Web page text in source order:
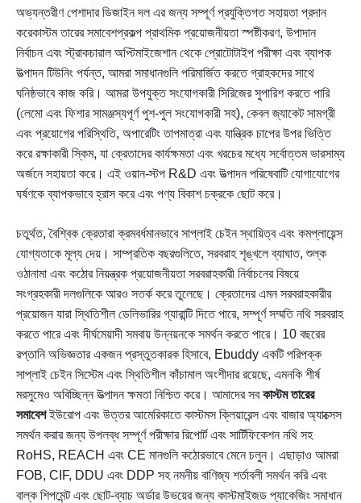
অভ্যন্তরীণ পেশাদার ডিজাইন দল এর জন্য সম্পূর্ণ প্রযুক্তিগত সহায়তা প্রদান
করেকাস্টম তারের সমাবেশপ্রকল্প প্রাথমিক প্রয়োজনীয়তা স্পষ্টীকরণ, উপাদান
নির্বাচন এবং স্ট্রাকচারাল অপ্টিমাইজেশান থেকে প্রোটোটাইপ পরীক্ষা এবং ব্যাপক
উত্পাদন টিউনিং পর্যন্ত, আমরা সমাধানগুলি পরিমার্জিত করতে গ্রাহকদের সাথে
ঘনিষ্ঠভাবে কাজ করি। আমরা উপযুক্ত সংযোগকারী সিরিজের সুপারিশ করতে পারি
(লেমো এবং ফিশার সামঞ্জস্যপূর্ণ পুশ-পুল সংযোগকারী সহ), কেবল জ্যাকেট সামগ্রী
এবং প্রয়োগের পরিস্থিতি, অপারেটিং তাপমাত্রা এবং যান্ত্রিক চাপের উপর ভিত্তি
করে রক্ষাকারী স্কিম, যা ক্রেতাদের কার্যক্ষমতা এবং খরচের মধ্যে সর্বোত্তম ভারসাম্য
অর্জনে সহায়তা করে। এই ওয়ান-স্টপ R&D এবং উত্পাদন পরিষেবাটি যোগাযোগের
ঘর্ষণকে ব্যাপকভাবে হ্রাস করে এবং পণ্য বিকাশ চক্রকে ছোট করে।
চতুর্থত, বৈশ্বিক ক্রেতারা ক্রমবর্ধমানভাবে সাপ্লাই চেইন স্থায়িত্ব এবং কমপ্লায়েন্স
যোগ্যতাকে মূল্য দেয়। সাম্প্রতিক বছরগুলিতে, সরবরাহ শৃঙ্খলে ব্যাঘাত, শুল্ক
ওঠানামা এবং কঠোর নিয়ন্ত্রক প্রয়োজনীয়তা সরবরাহকারী নির্বাচনের বিষয়ে
সংগ্রহকারী দলগুলিকে আরও সতর্ক করে তুলেছে। ক্রেতাদের এমন সরবরাহকারীর
প্রয়োজন যারা স্থিতিশীল ডেলিভারির গ্যারান্টি দিতে পারে, সম্পূর্ণ সম্মতি নথি সরবরাহ
করতে পারে এবং দীর্ঘমেয়াদী সমবায় উন্নয়নকে সমর্থন করতে পারে। 10 বছরের
রপ্তানি অভিজ্ঞতার একজন প্রস্তুতকারক হিসাবে, Ebuddy একটি পরিপক্ক
সাপ্লাই চেইন সিস্টেম এবং স্থিতিশীল কাঁচামাল অংশীদার রয়েছে, এমনকি শীর্ষ
মরসুমেও অবিচ্ছিন্ন উত্পাদন ক্ষমতা নিশ্চিত করে। আমাদের সব কাস্টম তারের
সমাবেশ ইউরোপ এবং উত্তর আমেরিকাতে কাস্টমস ক্লিয়ারেন্স এবং বাজার অ্যাক্সেস
সমর্থন করার জন্য উপলব্ধ সম্পূর্ণ পরীক্ষার রিপোর্ট এবং সার্টিফিকেশন নথি সহ
RoHS, REACH এবং CE মানগুলি কঠোরভাবে মেনে চলুন। এছাড়াও আমরা
FOB, CIF, DDU এবং DDP সহ নমনীয় বাণিজ্য শর্তাবলী সমর্থন করি এবং
বাল্ক শিপমেন্ট এবং ছোট-ব্যাচ অর্ডার উভয়ের জন্য কাস্টমাইজড প্যাকেজিং সমাধান